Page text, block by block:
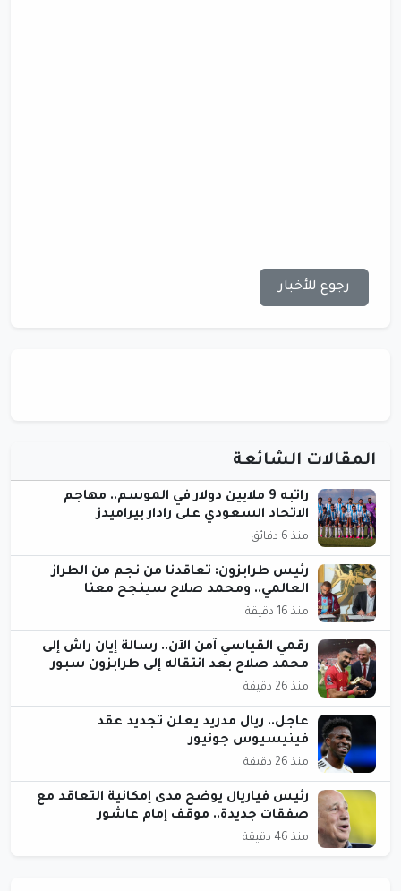
رجوع للأخبار
المقالات الشائعة
راتبه 9 ملايين دولار في الموسم.. مهاجم
الاتحاد السعودي على رادار بيراميدز
منذ 6 دقائق
رئيس طرابزون: تعاقدنا من نجم من الطراز
العالمي.. ومحمد صلاح سينجح معنا
منذ 16 دقيقة
رقمي القياسي آمن الآن.. رسالة إيان راش إلى
محمد صلاح بعد انتقاله إلى طرابزون سبور
منذ 26 دقيقة
عاجل.. ريال مدريد يعلن تجديد عقد
فينيسيوس جونيور
منذ 26 دقيقة
رئيس فياريال يوضح مدى إمكانية التعاقد مع
صفقات جديدة.. موقف إمام عاشور
منذ 46 دقيقة